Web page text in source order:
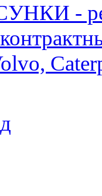
-